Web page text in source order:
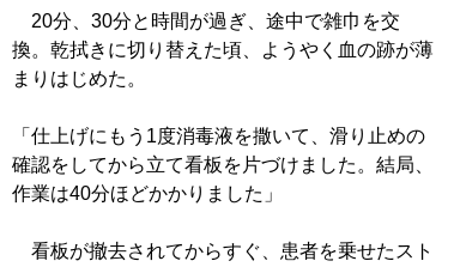
20分、30分と時間が過ぎ、途中で雑巾を交
換。乾拭きに切り替えた頃、ようやく血の跡が薄
まりはじめた。
「仕上げにもう1度消毒液を撒いて、滑り止めの
確認をしてから立て看板を片づけました。結局、
作業は40分ほどかかりました」
看板が撤去されてからすぐ、患者を乗せたスト